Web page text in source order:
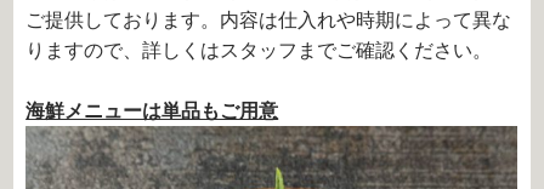
ご提供しております。内容は仕入れや時期によって異な
りますので、詳しくはスタッフまでご確認ください。
海鮮メニューは単品もご用意